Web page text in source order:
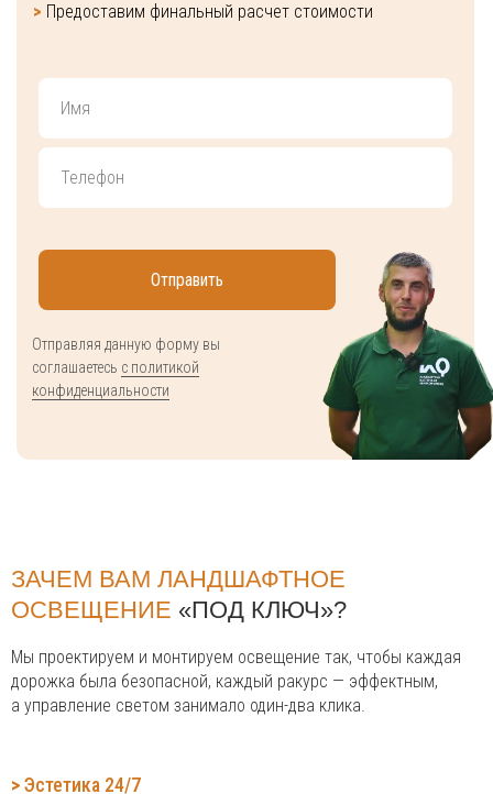
> Предоставим финальный расчет стоимости
Отправить
Отправляя данную форму вы
соглашаетесь с политикой
конфиденциальности
ЗАЧЕМ ВАМ ЛАНДШАФТНОЕ
ОСВЕЩЕНИЕ «ПОД КЛЮЧ»?
>Эстетика 24/7
Мы проектируем и монтируем освещение так, чтобы каждая
дорожка была безопасной, каждый ракурс — эффектным,
а управление светом занимало один-два клика.